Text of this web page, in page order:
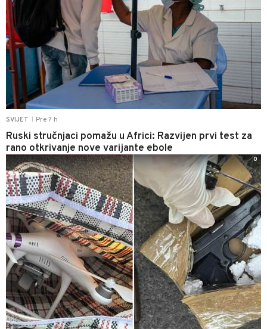
SVIJET Pre 7 h
Ruski stručnjaci pomažu u Africi: Razvijen prvi test za
rano otkrivanje nove varijante ebole
0